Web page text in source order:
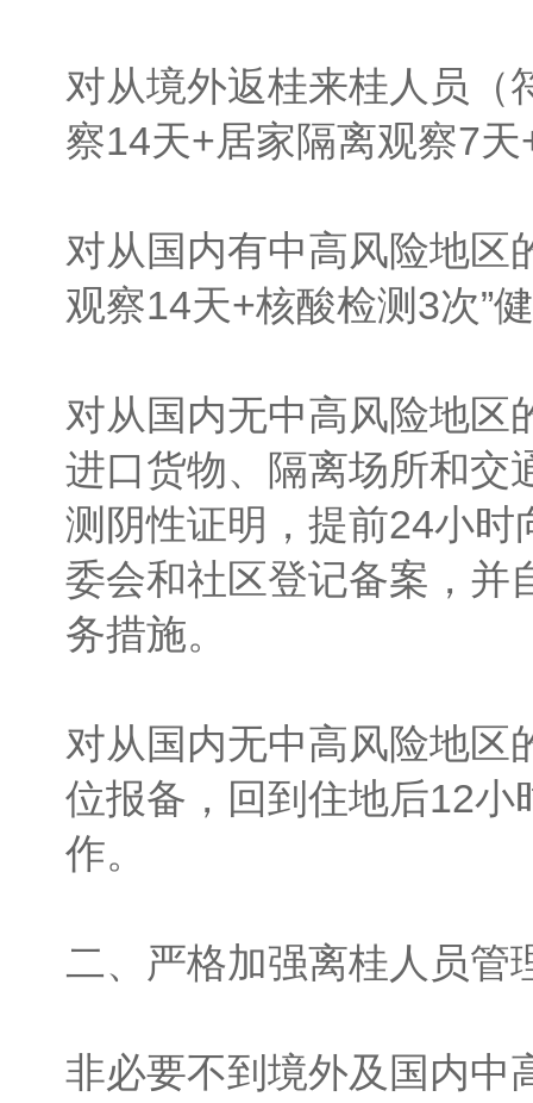
对从境外返桂来桂人员（
察14天+居家隔离观察7
对从国内有中高风险地区
观察14天+核酸检测3次”
对从国内无中高风险地区
进口货物、隔离场所和交
测阴性证明，提前24小
委会和社区登记备案，并
务措施。
对从国内无中高风险地区
位报备，回到住地后12
作。
二、严格加强离桂人员管
非必要不到境外及国内中